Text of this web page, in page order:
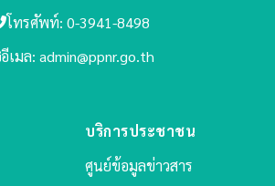
โทรศัพท์: 0-3941-8498
อีเมล: admin@ppnr.go.th
บริการประชาชน
ศูนย์ข้อมูลข่าวสาร